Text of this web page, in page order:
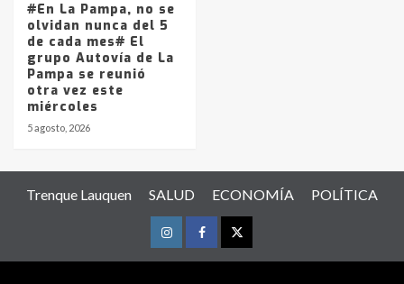
#En La Pampa, no se
olvidan nunca del 5
de cada mes# El
grupo Autovía de La
Pampa se reunió
otra vez este
miércoles
5 agosto, 2026
Trenque Lauquen SALUD ECONOMÍA POLÍTICA
InstagramFacebookTwitter